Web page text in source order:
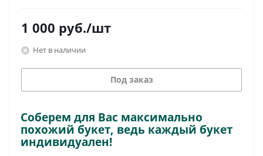
1 000 руб./шт
Нет в наличии
Под заказ
Соберем для Вас максимально
похожий букет, ведь каждый букет
индивидуален!